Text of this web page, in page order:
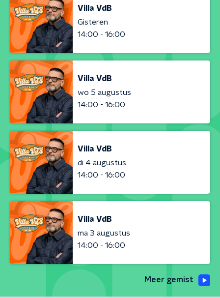
Villa VdB
Gisteren
14:00 - 16:00
Villa VdB
wo 5 augustus
14:00 - 16:00
Villa VdB
di 4 augustus
14:00 - 16:00
Villa VdB
ma 3 augustus
14:00 - 16:00
Meer gemist